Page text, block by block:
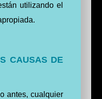
utilizando el
CAUSAS DE
antes, cualquier